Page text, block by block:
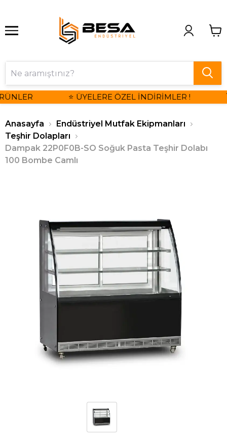
⭐ ÜYELERE ÖZEL İNDİRİMLER !
Anasayfa
Endüstriyel Mutfak Ekipmanları
Teşhir Dolapları
Dampak 22P0F0B-SO Soğuk Pasta Teşhir Dolabı
100 Bombe Camlı